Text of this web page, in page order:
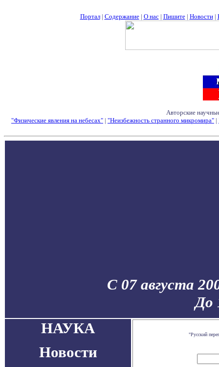
Портал| Содержание| О нас| Пишите| Новости|
Авторские
"Физические явления на небесах" | "Неизбежность странного микромира" |
С 07 августа
До
НАУКА
Новости
"Русский